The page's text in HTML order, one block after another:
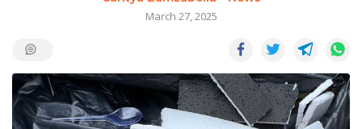
March 27, 2025